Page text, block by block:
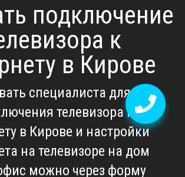
подключение
к
в Кирове
специалиста для
телевизора к
в Кирове и настройки
на телевизоре на дом
можно через форму